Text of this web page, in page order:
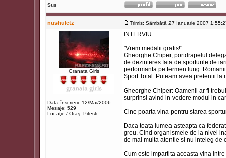
Sus
nushuletz Trimis: Sâmbătă 27 Ianuarie 2007
Granata Girls
Data înscrierii: 12/Mai/2006
Mesaje: 529
Locaţie / Oraş: Pitesti
INTERVIU
"Vrem medalii gratis!"
Gheorghe Chiper, portdrapelul
de dezinteres fata de sporturile de
performanta pe termen lung.
Sport Total: Puteam avea pretentii
Gheorghe Chiper: Oamenii ar fi
surprinsi avind in vedere modul in
Cine poarta vina pentru starea
Daca toata lumea asteapta ca
greu. Cind organismele de la nivel
de mai multa atentie si nu inteleg de
Cum este impartita aceasta vina